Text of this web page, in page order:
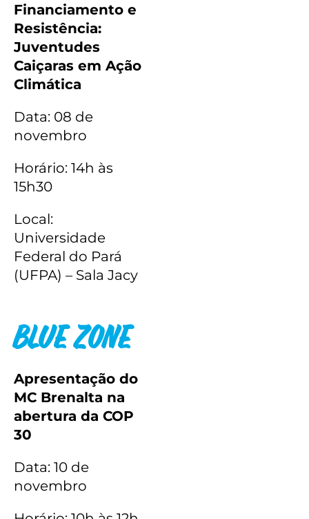
Financiamento e
Resistência:
Juventudes
Caiçaras em Ação
Climática
Data: 08 de
novembro
Horário: 14h às
15h30
Local:
Universidade
Federal do Pará
(UFPA) – Sala Jacy
Blue Zone
Apresentação do
MC Brenalta na
abertura da COP
30
Data: 10 de
novembro